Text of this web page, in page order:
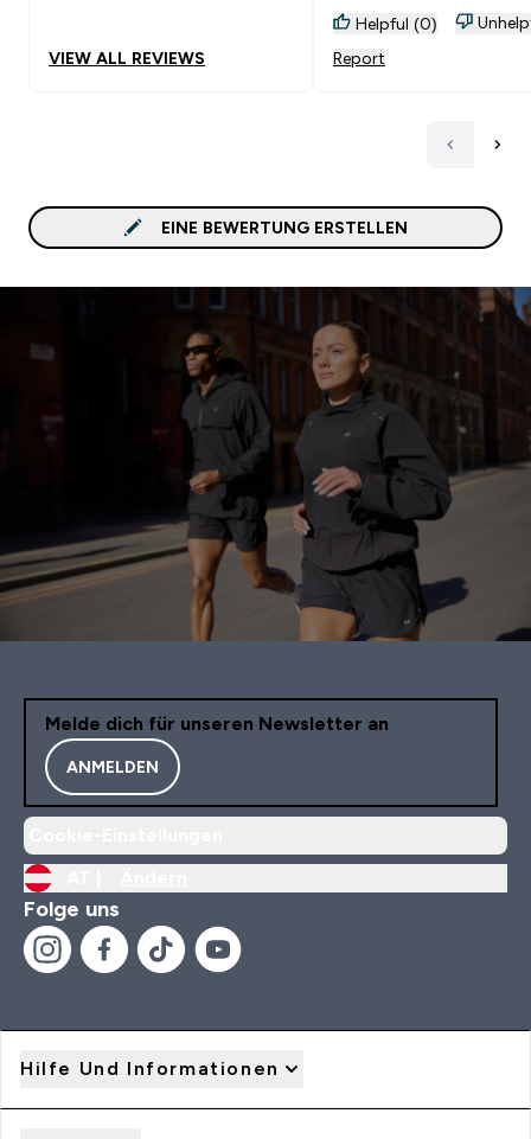
VIEW ALL REVIEWS
Helpful (0)
Report
EINE BEWERTUNG ERSTELLEN
Melde dich für unseren Newsletter an
ANMELDEN
Folge uns
Hilfe Und Informationen